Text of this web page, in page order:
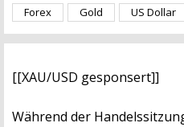
Forex Gold US Dollar
[[XAU/USD gesponsert]]
Während der